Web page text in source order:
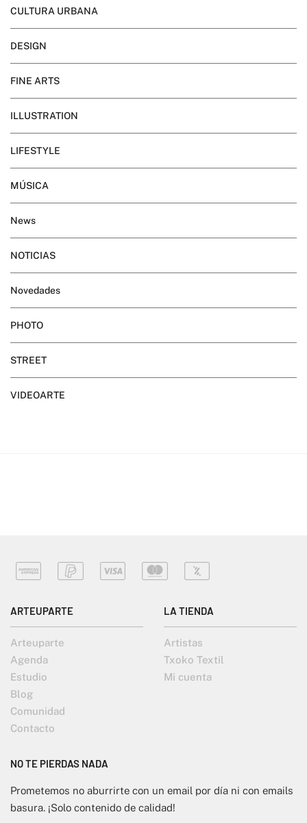
CULTURA URBANA
DESIGN
FINE ARTS
ILLUSTRATION
LIFESTYLE
MÚSICA
News
NOTICIAS
Novedades
PHOTO
STREET
VIDEOARTE
ARTEUPARTE
Arteuparte
Agenda
Estudio
Blog
Comunidad
Contacto
LA TIENDA
Artistas
Txoko Textil
Mi cuenta
NO TE PIERDAS NADA
Prometemos no aburrirte con un email por día ni con emails
basura. ¡Solo contenido de calidad!